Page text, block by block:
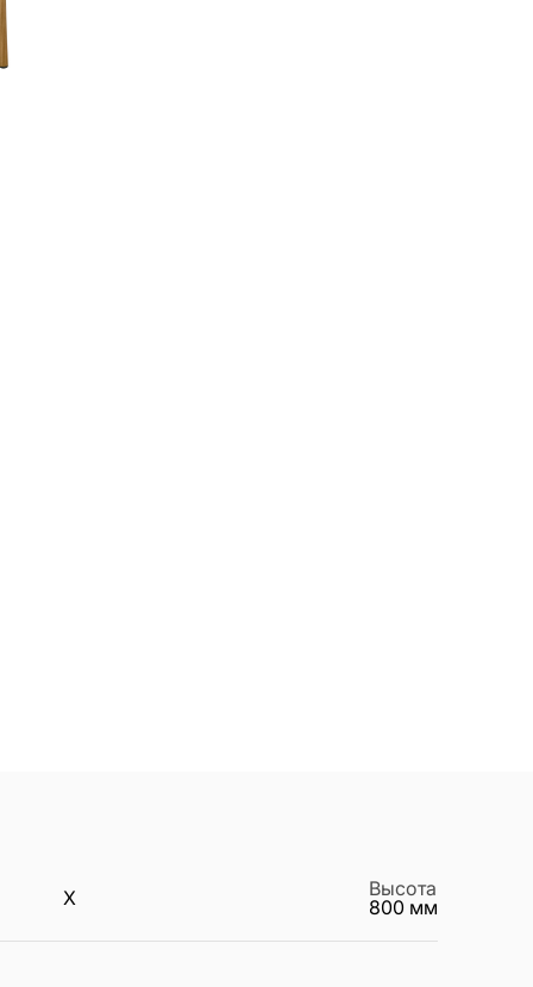
X
Высота
800 мм